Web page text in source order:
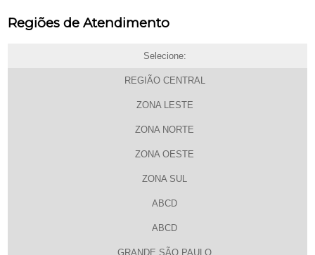
Regiões de Atendimento
Selecione:
REGIÃO CENTRAL
ZONA LESTE
ZONA NORTE
ZONA OESTE
ZONA SUL
ABCD
ABCD
GRANDE SÃO PAULO